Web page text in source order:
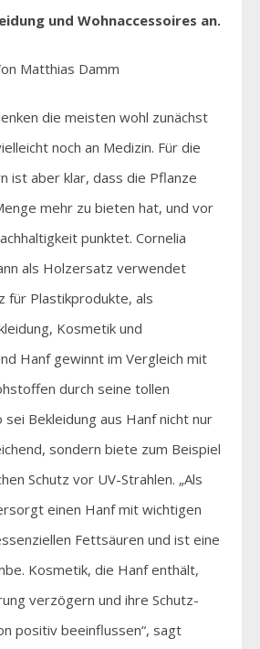
und Wohnaccessoires an.
Matthias Damm
die meisten wohl zunächst
noch an Medizin. Für die
ist aber klar, dass die Pflanze
mehr zu bieten hat, und vor
punktet. Cornelia
als Holzersatz verwendet
für Plastikprodukte, als
Kosmetik und
Hanf gewinnt im Vergleich mit
durch seine tollen
sei Bekleidung aus Hanf nicht nur
sondern biete zum Beispiel
Schutz vor UV-Strahlen. „Als
einen Hanf mit wichtigen
Fettsäuren und ist eine
Kosmetik, die Hanf enthält,
verzögern und ihre Schutz-
positiv beeinflussen“, sagt